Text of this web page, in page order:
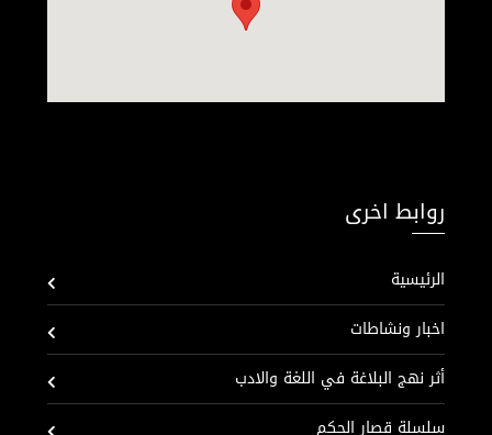
روابط اخرى
الرئيسية
اخبار ونشاطات
أثر نهج البلاغة في اللغة والادب
سلسلة قصار الحكم